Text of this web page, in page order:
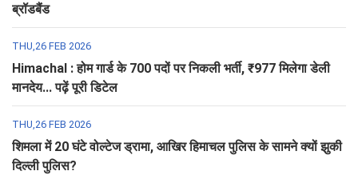
ब्रॉडबैंड
THU,26 FEB 2026
Himachal : होम गार्ड के 700 पदों पर निकली भर्ती, ₹977 मिलेगा डेली
मानदेय... पढ़ें पूरी डिटेल
THU,26 FEB 2026
शिमला में 20 घंटे वोल्टेज ड्रामा, आखिर हिमाचल पुलिस के सामने क्यों झुकी
दिल्ली पुलिस?